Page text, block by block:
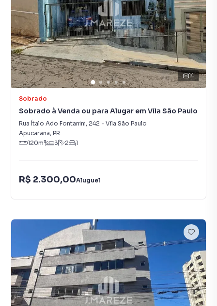
14
Sobrado
Sobrado à Venda ou para Alugar em Vila São Paulo
Rua Ítalo Ado Fontanini, 242 - Vila São Paulo
Apucarana, PR
120m² 3 2 1
R$ 2.300,00Aluguel